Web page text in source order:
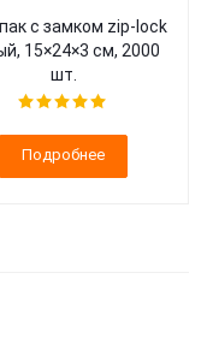
с замком zip-lock
15×24×3 cм, 2000
шт.
Подробнее